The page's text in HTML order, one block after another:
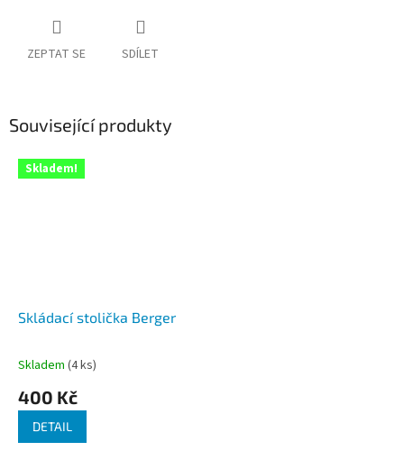
ZEPTAT SE SDÍLET
Související produkty
Skladem!
Skládací stolička Berger
Průměrné
produktu
Skladem (4 ks)
400 Kč
DETAIL